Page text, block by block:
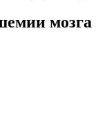
мозга